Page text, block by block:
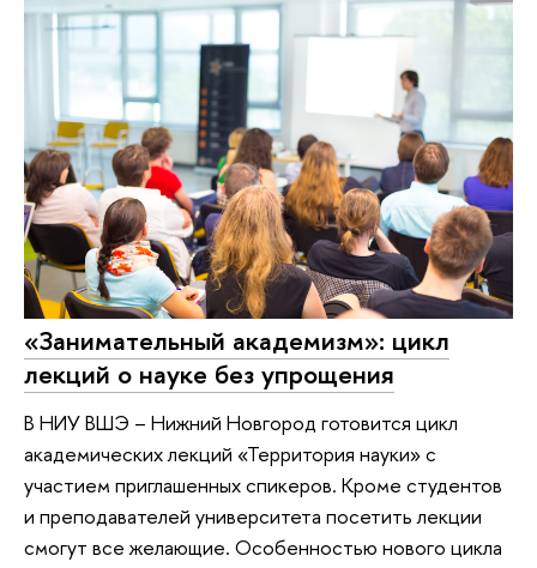
«Занимательный академизм»: цикл
лекций о науке без упрощения
В НИУ ВШЭ – Нижний Новгород готовится цикл
академических лекций «Территория науки» с
участием приглашенных спикеров. Кроме студентов
и преподавателей университета посетить лекции
смогут все желающие. Особенностью нового цикла